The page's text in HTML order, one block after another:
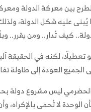
بين معركة الدولة
يُبنى عليه شكل الدولة،
كيف تُدار.. ومن يقرر..
لكنه في الحقيقة
العودة إلى طاولة
الحضرمي ليس مشروع دولة
الوحدة لا تُحمى بالإكراه،